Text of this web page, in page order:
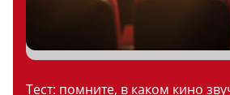
Тест: помните, в каком кино